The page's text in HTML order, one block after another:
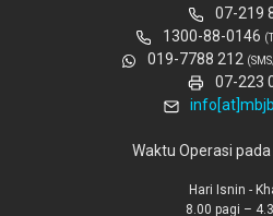
07-219
1300-88-0146
019-7788 212
07-223
Waktu Operasi
Hari Isnin -
8.00 pagi –